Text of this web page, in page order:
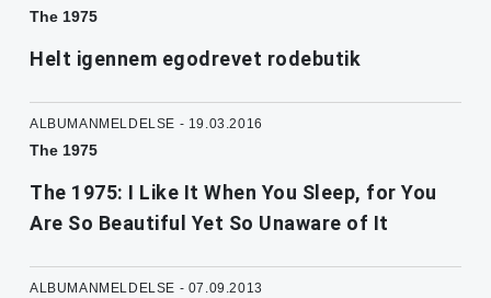
The 1975
Helt igennem egodrevet rodebutik
ALBUMANMELDELSE - 19.03.2016
The 1975
The 1975: I Like It When You Sleep, for You
Are So Beautiful Yet So Unaware of It
ALBUMANMELDELSE - 07.09.2013